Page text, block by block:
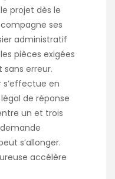
projet dès le
ses
administratif
pièces exigées
erreur.
s’effectue en
de réponse
un et trois
s’allonger.
accélère